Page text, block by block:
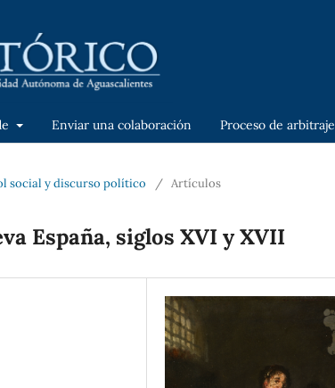
Enviar una colaboración Proceso de arbitraje
social y discurso político / Artículos
España, siglos XVI y XVII